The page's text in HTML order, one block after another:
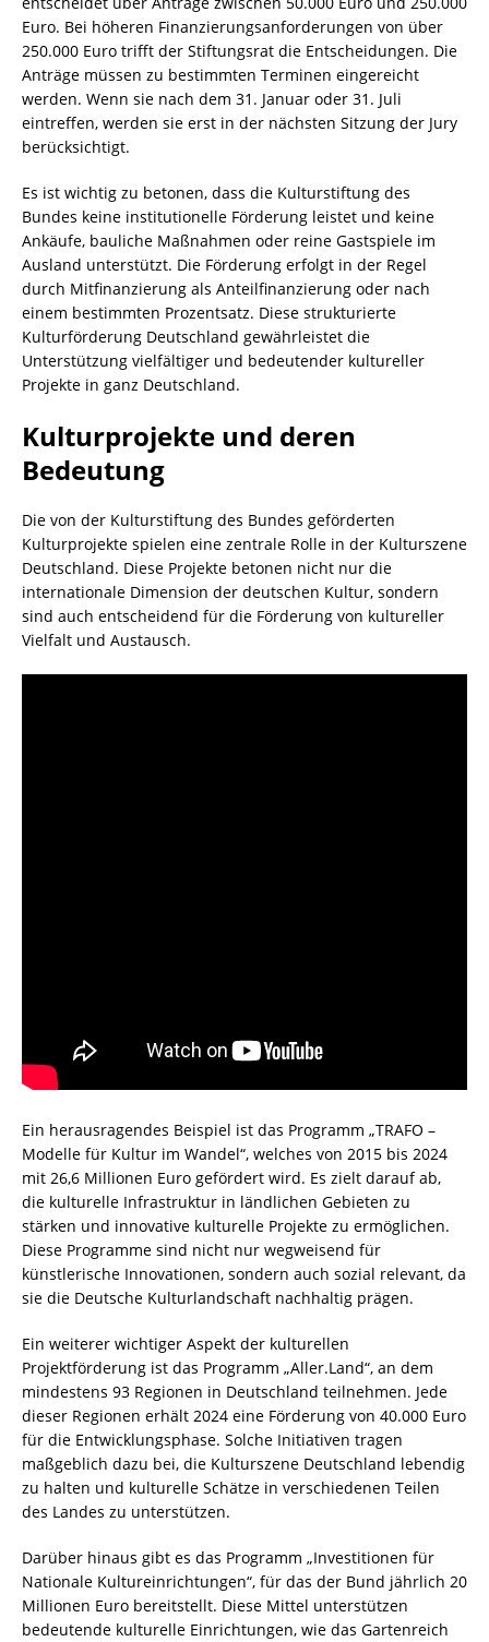
Euro. Bei höheren Finanzierungsanforderungen von über
250.000 Euro trifft der Stiftungsrat die Entscheidungen. Die
Anträge müssen zu bestimmten Terminen eingereicht
werden. Wenn sie nach dem 31. Januar oder 31. Juli
eintreffen, werden sie erst in der nächsten Sitzung der Jury
berücksichtigt.
Es ist wichtig zu betonen, dass die Kulturstiftung des
Bundes keine institutionelle Förderung leistet und keine
Ankäufe, bauliche Maßnahmen oder reine Gastspiele im
Ausland unterstützt. Die Förderung erfolgt in der Regel
durch Mitfinanzierung als Anteilfinanzierung oder nach
einem bestimmten Prozentsatz. Diese strukturierte
Kulturförderung Deutschland gewährleistet die
Unterstützung vielfältiger und bedeutender kultureller
Projekte in ganz Deutschland.
Kulturprojekte und deren
Bedeutung
Die von der Kulturstiftung des Bundes geförderten
Kulturprojekte spielen eine zentrale Rolle in der Kulturszene
Deutschland. Diese Projekte betonen nicht nur die
internationale Dimension der deutschen Kultur, sondern
sind auch entscheidend für die Förderung von kultureller
Vielfalt und Austausch.
Ein herausragendes Beispiel ist das Programm „TRAFO –
Modelle für Kultur im Wandel“, welches von 2015 bis 2024
mit 26,6 Millionen Euro gefördert wird. Es zielt darauf ab,
die kulturelle Infrastruktur in ländlichen Gebieten zu
stärken und innovative kulturelle Projekte zu ermöglichen.
Diese Programme sind nicht nur wegweisend für
künstlerische Innovationen, sondern auch sozial relevant, da
sie die Deutsche Kulturlandschaft nachhaltig prägen.
Ein weiterer wichtiger Aspekt der kulturellen
Projektförderung ist das Programm „Aller.Land“, an dem
mindestens 93 Regionen in Deutschland teilnehmen. Jede
dieser Regionen erhält 2024 eine Förderung von 40.000 Euro
für die Entwicklungsphase. Solche Initiativen tragen
maßgeblich dazu bei, die Kulturszene Deutschland lebendig
zu halten und kulturelle Schätze in verschiedenen Teilen
des Landes zu unterstützen.
Darüber hinaus gibt es das Programm „Investitionen für
Nationale Kultureinrichtungen“, für das der Bund jährlich 20
Millionen Euro bereitstellt. Diese Mittel unterstützen
bedeutende kulturelle Einrichtungen, wie das Gartenreich